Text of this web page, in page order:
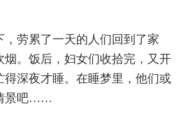
，劳累了一天的人们回到了家
烟。饭后，妇女们收拾完，又开
得深夜才睡。在睡梦里，他们或
景吧……